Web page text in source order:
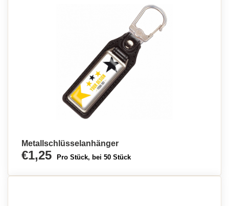
Metallschlüsselanhänger
€1,25 Pro Stück, bei 50 Stück